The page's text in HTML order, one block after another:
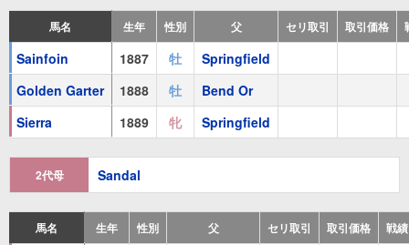
1着
'02ジョッキークラブC
祖母 Sandal (牝1861 黒鹿毛Stockwell)
Instep 1872 栗毛 Lord Clifden)
Lord Wilton
Sandal
(牝 1881 Winterlake
馬名 生年 性別 父 セリ取引 取引価格
Sainfoin 1887 牡
Springfield
Golden Garter
1888 牡
Bend Or
Sierra
1889 牝 Springfield
2代母 Sandal
馬名 生年 性別 父 セリ取引 取引価格 戦績